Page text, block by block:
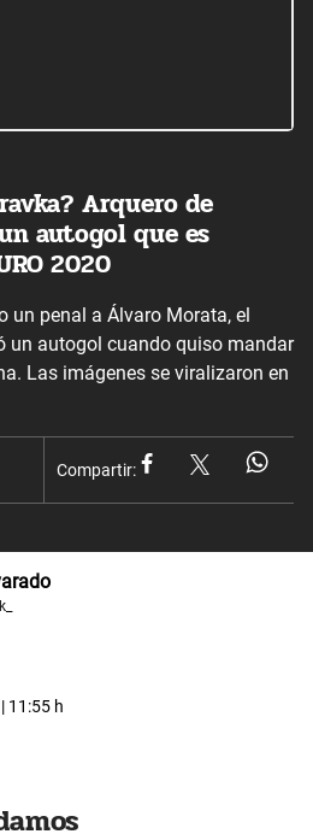
Arquero de
autogol que es
2020
un penal a Álvaro Morata, el
un autogol cuando quiso mandar
Las imágenes se viralizaron en
Compartir:
11:55 h